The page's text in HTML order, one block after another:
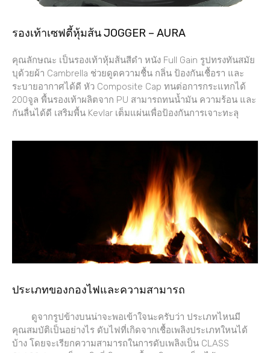
รองเท้าเซฟตี้หุ้มส้น JOGGER – AURA
คุณลักษณะ เป็นรองเท้าหุ้มส้นสีดำ หนัง Full Gain รูปทรงทันสมัย
บุด้วยผ้า Cambrella ช่วยดูดความชื้น กลิ่น ป้องกันเชื้อรา และ
ระบายอากาศได้ดี หัว Composite Cap ทนต่อการกระแทกได้
200จูล พื้นรองเท้าผลิตจาก PU สามารถทนน้ำมัน ความร้อน และ
กันลื่นได้ดี เสริมพื้น Kevlar เต็มแผ่นเพื่อป้องกันการเจาะทะลุ
ประเภทของกองไฟและความสามารถ
ดูจากรูปข้างบนน่าจะพอเข้าใจนะครับว่า ประเภทไหนมี
คุณสมบัติเป็นอย่างไร ดับไฟที่เกิดจากเชื้อเพลิงประเภทใหนได้
บ้าง โดยจะเรียกความสามารถในการดับเพลิงเป็น CLASS